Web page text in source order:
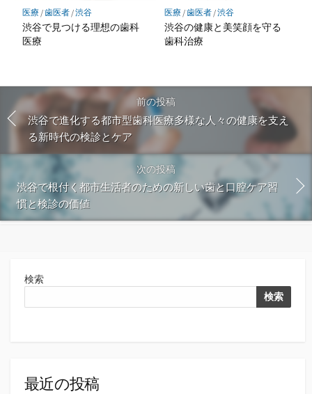
医療/歯医者/渋谷
渋谷で見つける理想の歯科
医療
医療/歯医者/渋谷
渋谷の健康と美笑顔を守る
歯科治療
前の投稿
渋谷で進化する都市型歯科医療多様な人々の健康を支え
る新時代の検診とケア
次の投稿
渋谷で根付く都市生活者のための新しい歯と口腔ケア習
慣と検診の価値
検索
検索
最近の投稿